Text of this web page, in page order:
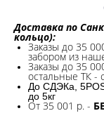
Доставка по
кольцо):
Заказы до 35
забором из
Заказы до 35
остальные ТК -
До СДЭКа,
до 5кг
От 35 001 р. -